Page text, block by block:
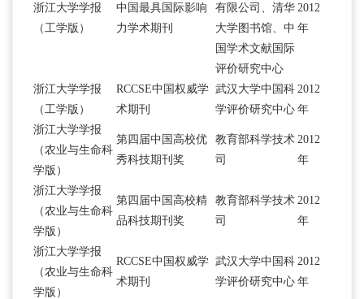
浙江大学学报
（工学版）
中国最具国际影响
力学术期刊
有限公司、清华
大学图书馆、中
国学术文献国际
评价研究中心
2012
年
浙江大学学报
（工学版）
RCCSE中国权威学
术期刊
武汉大学中国科
学评价研究中心
2012
年
浙江大学学报
（农业与生命科
学版）
第四届中国高校优
秀科技期刊奖
教育部科学技术
司
2012
年
浙江大学学报
（农业与生命科
学版）
第四届中国高校精
品科技期刊奖
教育部科学技术
司
2012
年
浙江大学学报
（农业与生命科
学版）
RCCSE中国权威学
术期刊
武汉大学中国科
学评价研究中心
2012
年